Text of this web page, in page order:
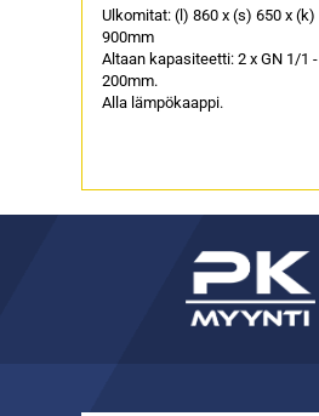
Ulkomitat: (l) 860 x (s) 650 x (k)
900mm
Altaan kapasiteetti: 2 x GN 1/1 -
200mm.
Alla lämpökaappi.